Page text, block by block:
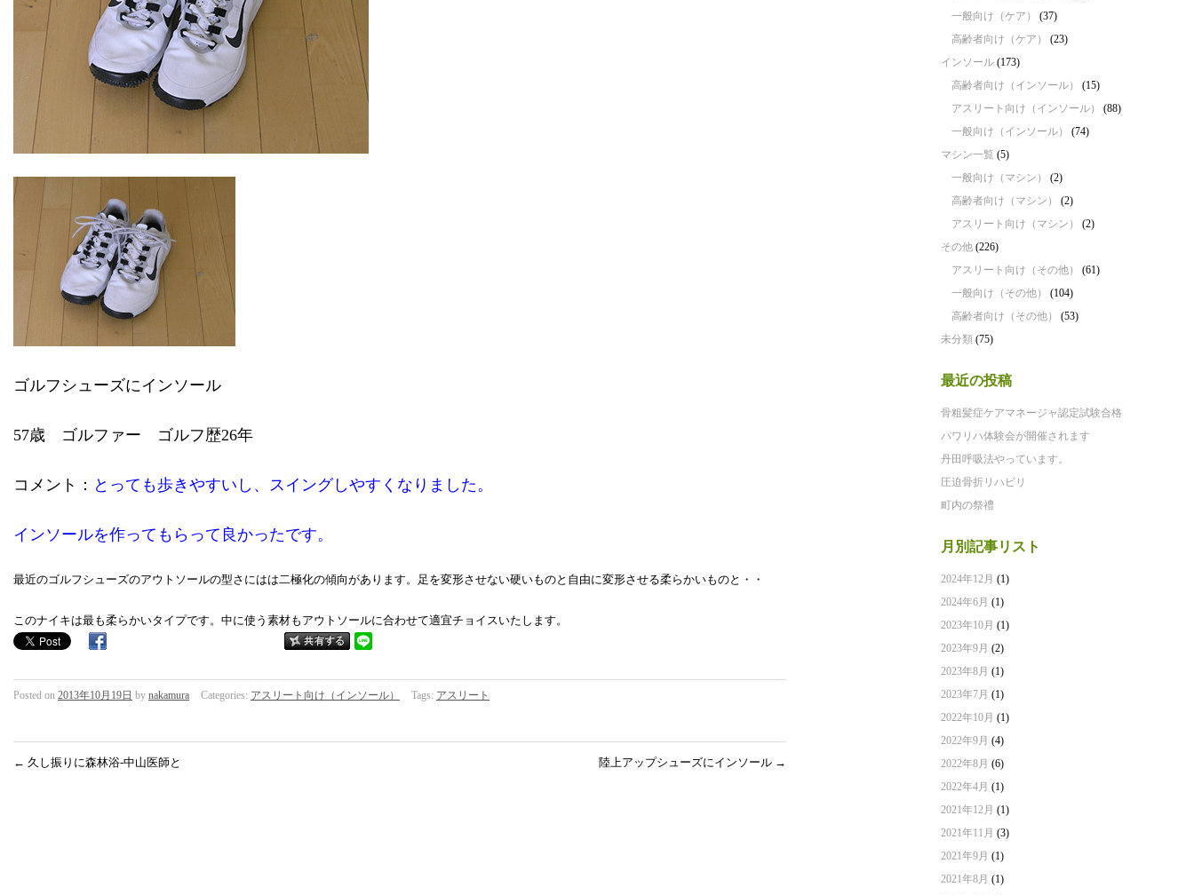
ゴルフシューズにインソール
57歳 ゴルファー ゴルフ歴26年
コメント： とっても歩きやすいし、スイングしやすくなりました。
インソールを作ってもらって良かったです。
最近のゴルフシューズのアウトソールの型さにはは二極化の傾向があります。足を変形させない硬いものと自由に変形させる柔らかいものと・・
このナイキは最も柔らかいタイプです。中に使う素材もアウトソールに合わせて適宜チョイスいたします。
Posted on 2013年10月19日 by nakamura Categories: アスリート向け（インソール） Tags: アスリート
← 久し振りに森林浴-中山医師と 陸上アップシューズにインソール →
一般向け（ケア）
(37)
高齢者向け（ケア）
(23)
インソール (173)
高齢者向け（インソール）
(15)
アスリート向け（インソール）
(88)
一般向け（インソール）
(74)
マシン一覧 (5)
一般向け（マシン）
(2)
高齢者向け（マシン）
(2)
アスリート向け（マシン）
(2)
その他 (226)
アスリート向け（その他）
(61)
一般向け（その他）
(104)
高齢者向け（その他）
(53)
未分類 (75)
最近の投稿
骨粗髪症ケアマネージャ認定試験合格
パワリハ体験会が開催されます
丹田呼吸法やっています。
圧迫骨折リハビリ
町内の祭禮
月別記事リスト
2024年12月 (1)
2024年6月 (1)
2023年10月 (1)
2023年9月 (2)
2023年8月 (1)
2023年7月 (1)
2022年10月 (1)
2022年9月 (4)
2022年8月 (6)
2022年4月 (1)
2021年12月 (1)
2021年11月 (3)
2021年9月 (1)
2021年8月 (1)